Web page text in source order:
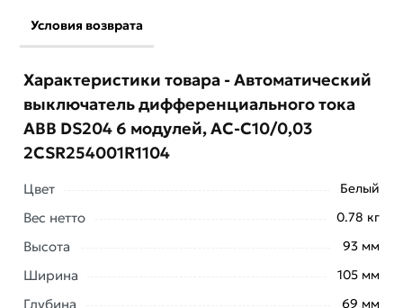
Условия возврата
Условия доставки и цены на товар Автоматический
Характеристики товара - Автоматический
выключатель дифференциального тока
ABB DS204 6 модулей, AC-C10/0,03
2CSR254001R1104
Цвет Белый
Вес нетто 0.78 кг
Высота 93 мм
Ширина 105 мм
Глубина 69 мм